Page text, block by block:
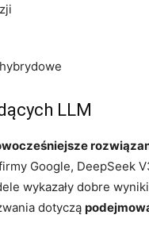
LLM
Google, DeepSeek
wykazały dobre
dotyczą